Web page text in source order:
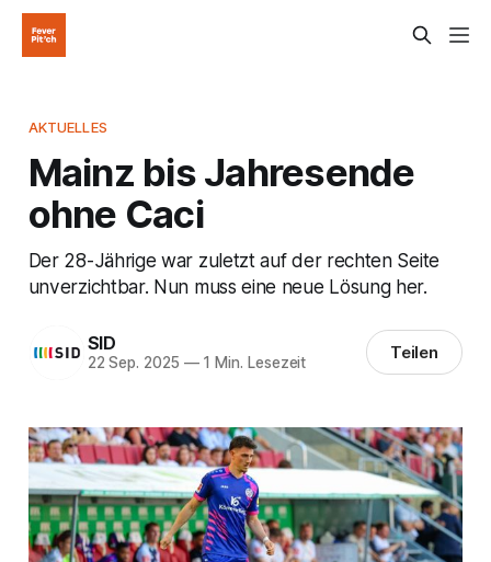
AKTUELLES
Mainz bis Jahresende
ohne Caci
Der 28-Jährige war zuletzt auf der rechten Seite
unverzichtbar. Nun muss eine neue Lösung her.
SID
22 Sep. 2025 —1 Min. Lesezeit Teilen